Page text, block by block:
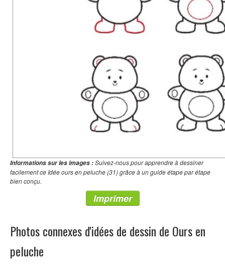
Informations sur les images :Suivez-nous pour apprendre à dessiner
facilement ce Idée ours en peluche (31) grâce à un guide étape par étape
bien conçu.
Imprimer
Photos connexes d'idées de dessin de Ours en
peluche